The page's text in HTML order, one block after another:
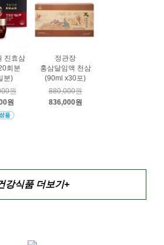
진효삼
회분
분)
원
원
정관장
홍삼달임액 천삼
(90ml x30포)
880,000원
836,000원
강식품 더보기+